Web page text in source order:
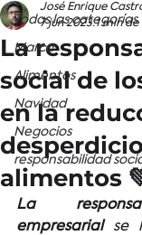
Todas las categorías
Marca
Alimentos
Navidad
Negocios
responsabilidad
La
social de
en la
alimentos
José Enrique
7 jun 2023 1 min
La
empresarial se